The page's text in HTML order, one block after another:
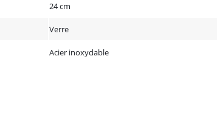
24 cm
Verre
Acier inoxydable